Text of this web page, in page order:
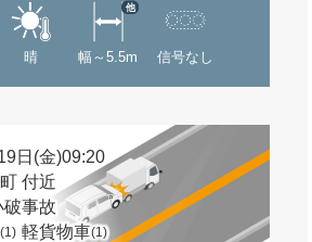
晴 幅～5.5m
他
信号なし
日(金)09:20
付近
事故
(1) 軽貨物車(1)